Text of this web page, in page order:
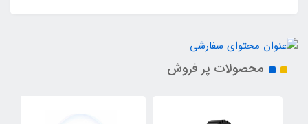
محصولات پر فروش